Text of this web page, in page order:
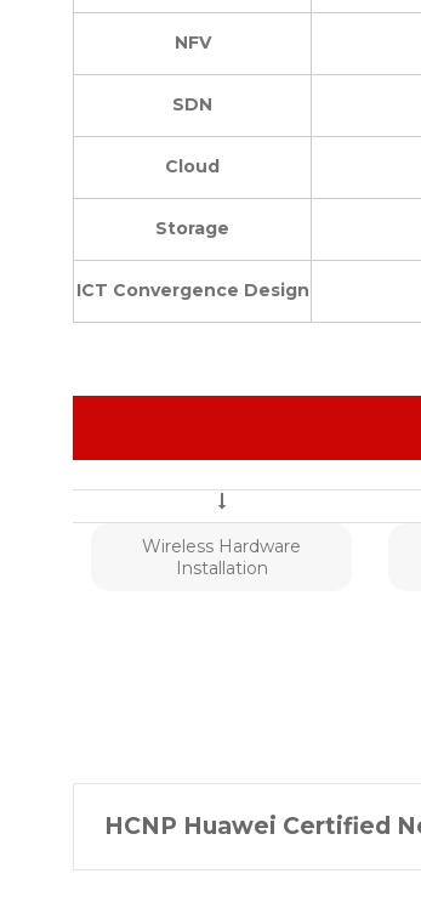
NFV
SDN
Cloud
Storage
ICT Convergence Design
Wireless Hardware
Installation
HCNP Huawei Certified